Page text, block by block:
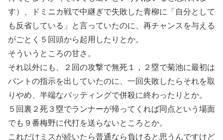
す）、ドミニカ戦で中継ぎで失敗した青柳に「自分として
も反省している」と言っていたのに、再チャンスを与える
がごとく５回頭から起用したりとか。
そういうところの甘さ。
それ以外にも、２回の攻撃で無死１，２塁で菊池に最初は
バントの指示を出していたのに、一回失敗したらそれを取
りやめ、半端なバッティングで併殺に終わったりとか。
５回裏２死３塁でランナーが帰ってくれば同点という場面
でも９番梅野に代打を送らないところとか。
これだけミスが続いたら普通なら負けると思うんですけど